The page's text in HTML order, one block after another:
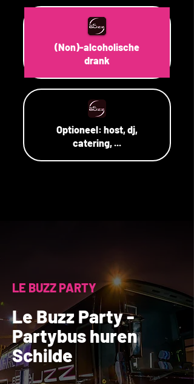
(Non)-alcoholische
drank
Optioneel: host, dj,
catering, ...
LE BUZZ PARTY
Le Buzz Party -
Partybus huren
Schilde